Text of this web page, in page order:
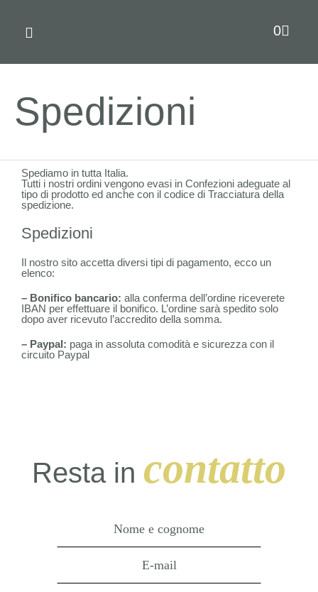
0
Spedizioni
Spediamo in tutta Italia.
Tutti i nostri ordini vengono evasi in Confezioni adeguate al
tipo di prodotto ed anche con il codice di Tracciatura della
spedizione.
Spedizioni
Il nostro sito accetta diversi tipi di pagamento, ecco un
elenco:
– Bonifico bancario: alla conferma dell’ordine riceverete
IBAN per effettuare il bonifico. L’ordine sarà spedito solo
dopo aver ricevuto l’accredito della somma.
– Paypal: paga in assoluta comodità e sicurezza con il
circuito Paypal
Resta in contatto